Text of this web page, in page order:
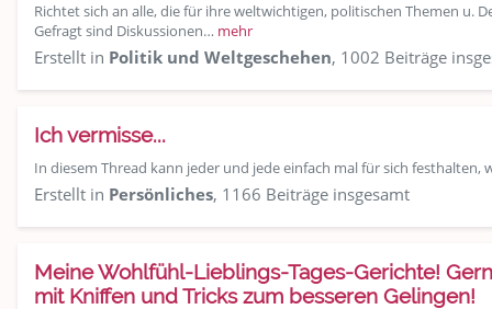
Richtet sich an alle, die für ihre weltwichtigen, politischen Themen u.
Gefragt sind Diskussionen… mehr
Erstellt in Politik und Weltgeschehen, 1002 Beiträge
Ich vermisse...
In diesem Thread kann jeder und jede einfach mal für sich
Erstellt in Persönliches, 1166 Beiträge insgesamt
Meine Wohlfühl-Lieblings-Tages-Gerichte!
mit Kniffen und Tricks zum besseren Gelingen!